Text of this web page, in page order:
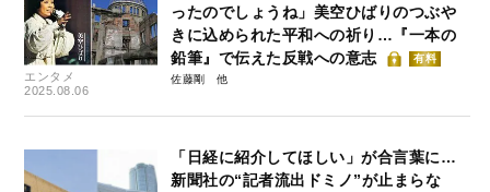
エンタメ
2025.08.06
ったのでしょうね」美空ひばりのつぶや
きに込められた平和への祈り…『一本の
鉛筆』で伝えた反戦への意志
有料
佐藤剛
「日経に紹介してほしい」が合言葉に…
新聞社の“記者流出ドミノ”が止まらな